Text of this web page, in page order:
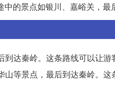
的景点如银川、嘉峪关，最
达秦岭。这条路线可以让游
等景点，最后到达秦岭。这